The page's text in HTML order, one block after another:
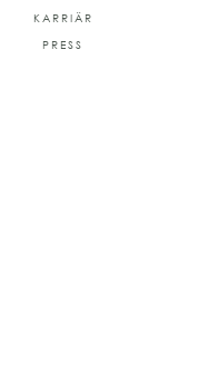
KARRIÄR
PRESS